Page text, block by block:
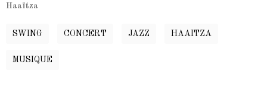
Haaïtza
SWING CONCERT JAZZ HAAITZA
MUSIQUE